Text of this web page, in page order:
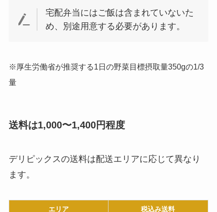
宅配弁当にはご飯は含まれていないた
め、別途用意する必要があります。
※厚生労働省が推奨する1日の野菜目標摂取量350gの1/3
量
送料は1,000〜1,400円程度
デリピックスの送料は配送エリアに応じて異なり
ます。
エリア 税込み送料